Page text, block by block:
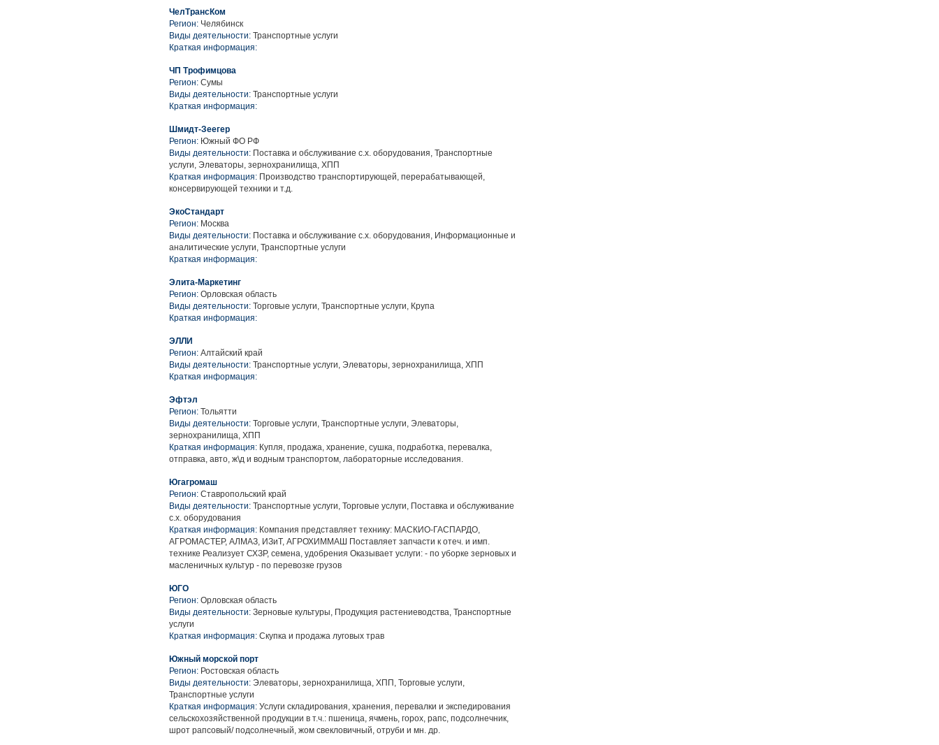
ЧелТрансКом
Регион: Челябинск
Виды деятельности: Транспортные услуги
Краткая информация:
ЧП Трофимцова
Регион: Сумы
Виды деятельности: Транспортные услуги
Краткая информация:
Шмидт-Зеегер
Регион: Южный ФО РФ
Виды деятельности: Поставка и обслуживание с.х. оборудования, Транспортные
услуги, Элеваторы, зернохранилища, ХПП
Краткая информация: Производство транспортирующей, перерабатывающей,
консервирующей техники и т.д.
ЭкоСтандарт
Регион: Москва
Виды деятельности: Поставка и обслуживание с.х. оборудования, Информационные и
аналитические услуги, Транспортные услуги
Краткая информация:
Элита-Маркетинг
Регион: Орловская область
Виды деятельности: Торговые услуги, Транспортные услуги, Крупа
Краткая информация:
ЭЛЛИ
Регион: Алтайский край
Виды деятельности: Транспортные услуги, Элеваторы, зернохранилища, ХПП
Краткая информация:
Эфтэл
Регион: Тольятти
Виды деятельности: Торговые услуги, Транспортные услуги, Элеваторы,
зернохранилища, ХПП
Краткая информация: Купля, продажа, хранение, сушка, подработка, перевалка,
отправка, авто, ж\д и водным транспортом, лабораторные исследования.
Югагромаш
Регион: Ставропольский край
Виды деятельности: Транспортные услуги, Торговые услуги, Поставка и обслуживание
с.х. оборудования
Краткая информация: Компания представляет технику: МАСКИО-ГАСПАРДО,
АГРОМАСТЕР, АЛМАЗ, ИЗиТ, АГРОХИММАШ Поставляет запчасти к отеч. и имп.
технике Реализует СХЗР, семена, удобрения Оказывает услуги: - по уборке зерновых и
масленичных культур - по перевозке грузов
ЮГО
Регион: Орловская область
Виды деятельности: Зерновые культуры, Продукция растениеводства, Транспортные
услуги
Краткая информация: Скупка и продажа луговых трав
Южный морской порт
Регион: Ростовская область
Виды деятельности: Элеваторы, зернохранилища, ХПП, Торговые услуги,
Транспортные услуги
Краткая информация: Услуги складирования, хранения, перевалки и экспедирования
сельскохозяйственной продукции в т.ч.: пшеница, ячмень, горох, рапс, подсолнечник,
шрот рапсовый/ подсолнечный, жом свекловичный, отруби и мн. др.